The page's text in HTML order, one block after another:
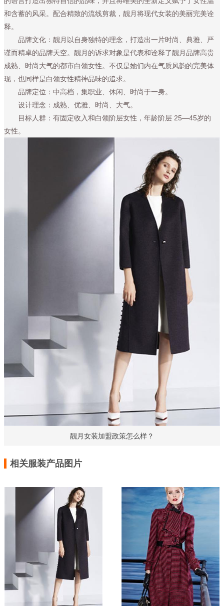
和含蓄的风采。配合精致的流线剪裁，靓月将现代女装的美丽完美诠
释。
品牌文化：靓月以自身独特的理念，打造出一片时尚、典雅、严
谨而精卓的品牌天空。靓月的诉求对象是代表和诠释了靓月品牌高贵
成熟、时尚大气的都市白领女性。不仅是她们内在气质风韵的完美体
现，也同样是白领女性精神品味的追求。
品牌定位：中高档，集职业、休闲、时尚于一身。
设计理念：成熟、优雅、时尚、大气。
目标人群：有固定收入和白领阶层女性， 年龄阶层 25—45岁的
女性。
靓月女装加盟政策怎么样？
相关服装产品图片